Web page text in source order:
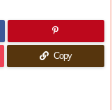
Copy